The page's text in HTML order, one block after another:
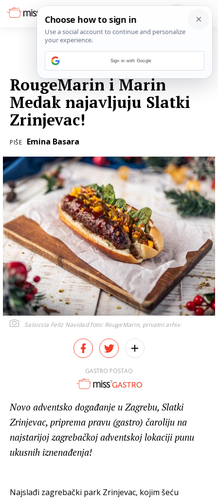
RougeMarin i Marin
Medak najavljuju Slatki
Zrinjevac!
PIŠE Emina Basara
Salsiccia Feliz Navidadfoto: RougeMarin, privatni arhiv
GASTRO POSTAO
Novo adventsko događanje u Zagrebu, Slatki
Zrinjevac, priprema pravu (gastro) čaroliju na
najstarijoj zagrebačkoj adventskoj lokaciji punu
ukusnih iznenađenja!
Najslađi zagrebački park Zrinjevac, kojim šeću
Sign in with Google